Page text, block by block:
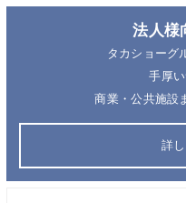
法人様
タカショーグ
手厚い
商業・公共施設
詳